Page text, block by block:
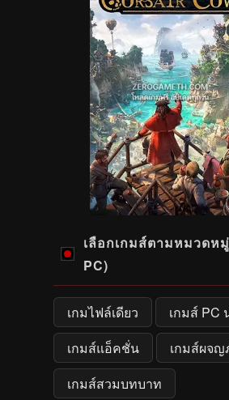
เลือกเกมส์ตามหมวดห
PC)
เกมไฟล์เดียว
เกมส์ PC
เกมส์แอ็คชั่น
เกมส์ผจญ
เกมส์สวมบทบาท